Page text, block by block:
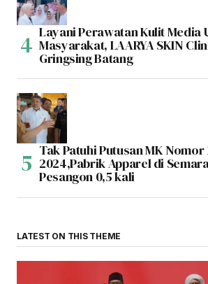
Layani Perawatan Kulit Media
Masyarakat, LAARYA SKIN
Gringsing Batang
Tak Patuhi Putusan MK Nomor
2024,Pabrik Apparel di
Pesangon 0,5 kali
LATEST ON THIS THEME